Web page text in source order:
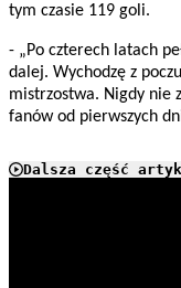
tym czasie 119 goli.
- „Po czterech latach
dalej. Wychodzę z
mistrzostwa. Nigdy nie
fanów od pierwszych
Dalsza część